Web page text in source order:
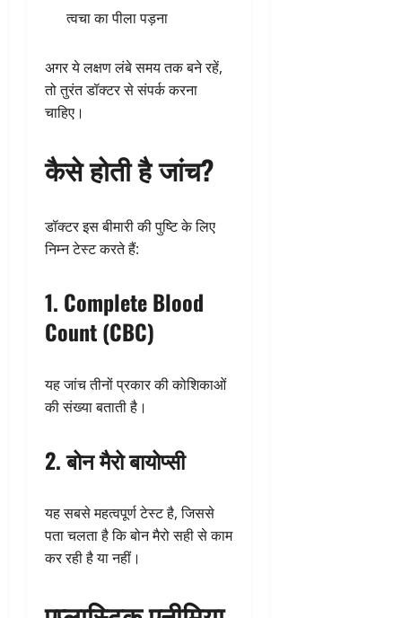
त्वचा का पीला पड़ना
अगर ये लक्षण लंबे समय तक बने रहें,
तो तुरंत डॉक्टर से संपर्क करना
चाहिए।
कैसे होती है जांच?
डॉक्टर इस बीमारी की पुष्टि के लिए
निम्न टेस्ट करते हैं:
1. Complete Blood
Count (CBC)
यह जांच तीनों प्रकार की कोशिकाओं
की संख्या बताती है।
2. बोन मैरो बायोप्सी
यह सबसे महत्वपूर्ण टेस्ट है, जिससे
पता चलता है कि बोन मैरो सही से काम
कर रही है या नहीं।